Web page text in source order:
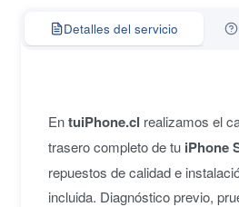
Detalles del servicio
EntuiPhone.cl realizamos el
trasero completo de tu iPhone
repuestos de calidad e
incluida. Diagnóstico previo,